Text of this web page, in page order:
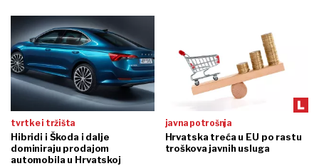
tvrtke i tržišta
Hibridi i Škoda i dalje
dominiraju prodajom
automobila u Hrvatskoj
javna potrošnja
Hrvatska treća u EU po rastu
troškova javnih usluga